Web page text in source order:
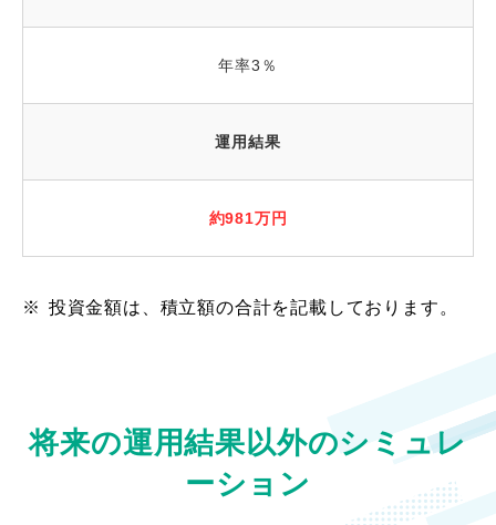
年率3％
運用結果
約981万円
※ 投資金額は、積立額の合計を記載しております。
将来の運用結果以外のシミュレ
ーション